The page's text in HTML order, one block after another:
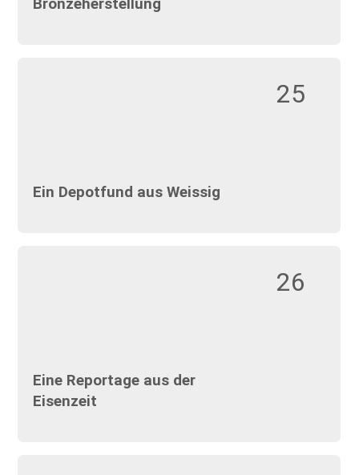
Bronzeherstellung
25
Ein Depotfund aus Weissig
26
Eine Reportage aus der
Eisenzeit